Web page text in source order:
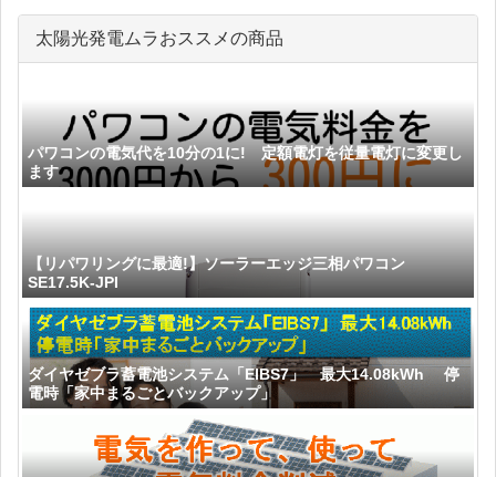
太陽光発電ムラおススメの商品
パワコンの電気代を10分の1に! 定額電灯を従量電灯に変更し
ます
【リパワリングに最適!】ソーラーエッジ三相パワコン
SE17.5K-JPI
ダイヤゼブラ蓄電池システム「EIBS7」 最大14.08kWh 停
電時「家中まるごとバックアップ」